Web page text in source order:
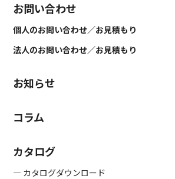
お問い合わせ
個人のお問い合わせ／お見積もり
法人のお問い合わせ／お見積もり
お知らせ
コラム
カタログ
― カタログダウンロード